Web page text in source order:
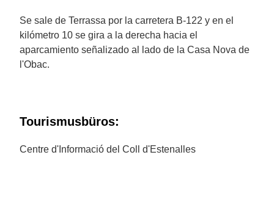
Se sale de Terrassa por la carretera B-122 y en el
kilómetro 10 se gira a la derecha hacia el
aparcamiento señalizado al lado de la Casa Nova de
l'Obac.
Tourismusbüros:
Centre d'Informació del Coll d'Estenalles